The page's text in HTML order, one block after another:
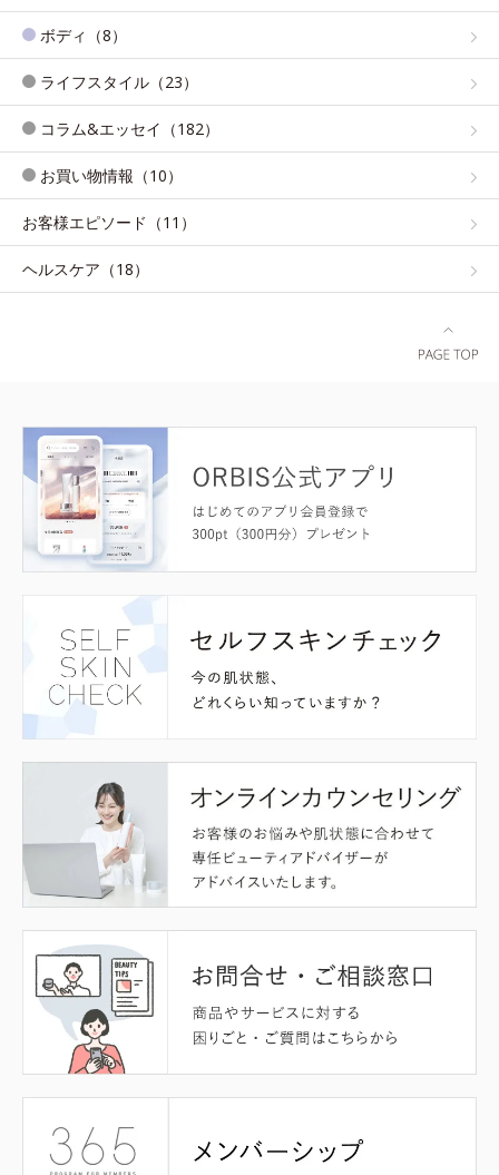
ボディ（8）
ライフスタイル（23）
コラム&エッセイ（182）
お買い物情報（10）
お客様エピソード（11）
ヘルスケア（18）